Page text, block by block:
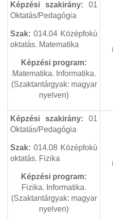
Képzési szakirány: 01
Oktatás/Pedagógia
Szak: 014.04 Középfokú
oktatás. Matematika
Képzési program:
Matematika. Informatika.
(Szaktantárgyak: magyar
nyelven)
Képzési szakirány: 01
Oktatás/Pedagógia
Szak: 014.08 Középfokú
oktatás. Fizika
Képzési program:
Fizika. Informatika.
(Szaktantárgyak: magyar
nyelven)